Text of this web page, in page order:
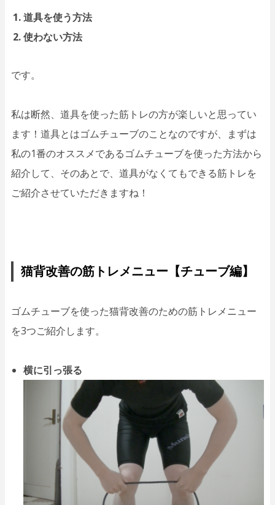
道具を使う方法
使わない方法
です。
私は断然、道具を使った筋トレの方が楽しいと思ってい
ます！道具とはゴムチューブのことなのですが、まずは
私の1番のオススメであるゴムチューブを使った方法から
紹介して、そのあとで、道具がなくてもできる筋トレを
ご紹介させていただきますね！
猫背改善の筋トレメニュー【チューブ編】
ゴムチューブを使った猫背改善のための筋トレメニュー
を3つご紹介します。
横に引っ張る